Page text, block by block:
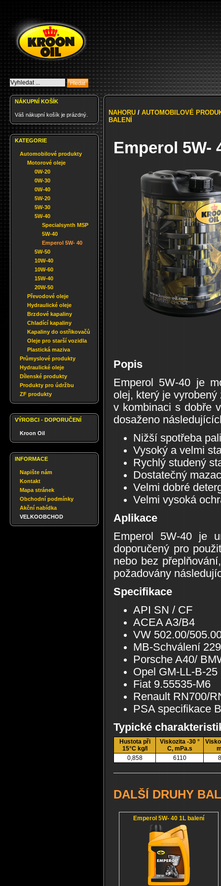
NÁKUPNÍ KOŠÍK
Váš nákupní košík je prázdný.
KATEGORIE
Automobilové produkty
Motorové oleje
0W-20
0W-30
0W-40
5W-20
5W-30
5W-40
Specialsynth MSP
5W-40
Emperol 5W- 40
5W-50
10W-40
10W-60
15W-40
20W-50
Převodové oleje
Hydraulické oleje
Brzdové kapaliny
Chladící kapaliny
Kapaliny do ostřikovačů
Oleje pro starší vozidla
Plastická maziva
Průmyslové produkty
Hydraulické oleje
Dílenské produkty
Produkty pro údržbu
ZF produkty
VÝROBCI - DOPORUČENÍ
Kroon Oil
INFORMACE
Napište nám
Kontakt
Mapa stránek
Obchodní podmínky
Akční nabídka
VELKOOBCHOD
NAHORU / AUTOMOBILOVÉ
BALENÍ
Emperol 5W-
Popis
Emperol 5W-40 je
olej, který je
v kombinaci s dobře
dosaženo
Nižší spotřeba
Vysoký a velmi
Rychlý studený
Dostatečný
Velmi dobré
Velmi vysoká
Aplikace
Emperol 5W-40 je
doporučený pro
nebo bez
požadovány
Specifikace
API SN / CF
ACEA A3/B4
VW 502.00/
MB-Schválení
Porsche A40/
Opel GM-LL-B-25
Fiat 9.55535-M6
Renault RN700/
PSA specifikace
Typické
Hustota při
15°C kg/l
Viskozita -30 °
C, mPa.s
0,858
6110
DALŠÍ DRUHY
Emperol 5W- 40 1L balení